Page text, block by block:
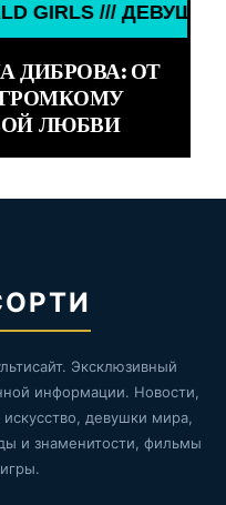
ДЕВУШКИ
ДИБРОВА: ОТ
ЛЮБВИ
Эксклюзивный
информации. Новости,
девушки мира,
и знаменитости, фильмы